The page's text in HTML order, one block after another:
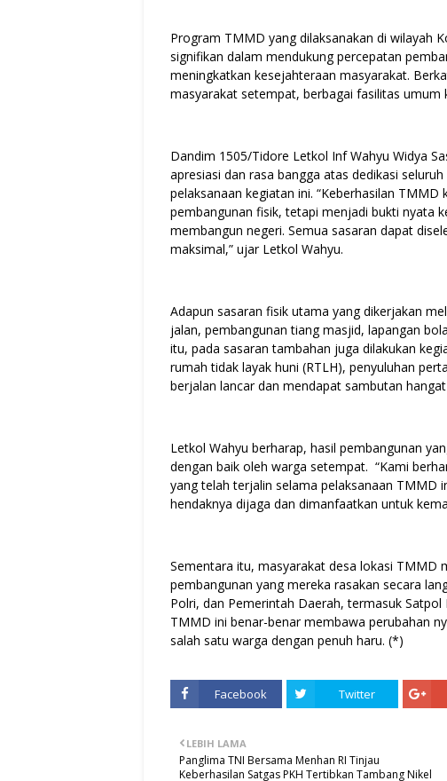
Program TMMD yang dilaksanakan di wilayah
signifikan dalam mendukung percepatan
meningkatkan kesejahteraan masyarakat.
masyarakat setempat, berbagai fasilitas umum
Dandim 1505/Tidore Letkol Inf Wahyu Widya
apresiasi dan rasa bangga atas dedikasi
pelaksanaan kegiatan ini. “Keberhasilan
pembangunan fisik, tetapi menjadi bukti nyata
membangun negeri. Semua sasaran dapat
maksimal,” ujar Letkol Wahyu.
Adapun sasaran fisik utama yang dikerjakan
jalan, pembangunan tiang masjid, lapangan
itu, pada sasaran tambahan juga dilakukan
rumah tidak layak huni (RTLH), penyuluhan
berjalan lancar dan mendapat sambutan
Letkol Wahyu berharap, hasil pembangunan
dengan baik oleh warga setempat. “Kami
yang telah terjalin selama pelaksanaan TMMD
hendaknya dijaga dan dimanfaatkan untuk
Sementara itu, masyarakat desa lokasi TMMD
pembangunan yang mereka rasakan secara
Polri, dan Pemerintah Daerah, termasuk
TMMD ini benar-benar membawa perubahan
salah satu warga dengan penuh haru. (*)
Facebook Twitter
LEBIH LAMA
Panglima TNI Bersama Menhan RI Tinjau
Keberhasilan Satgas PKH Tertibkan Tambang Nikel